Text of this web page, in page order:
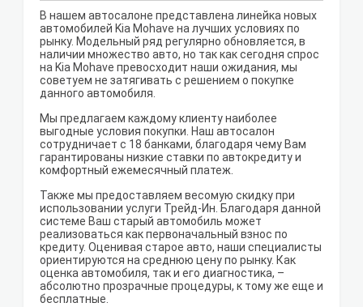
В нашем автосалоне представлена линейка новых
автомобилей Kia Mohave на лучших условиях по
рынку. Модельный ряд регулярно обновляется, в
наличии множество авто, но так как сегодня спрос
на Kia Mohave превосходит наши ожидания, мы
советуем не затягивать с решением о покупке
данного автомобиля.
Мы предлагаем каждому клиенту наиболее
выгодные условия покупки. Наш автосалон
сотрудничает с 18 банками, благодаря чему Вам
гарантированы низкие ставки по автокредиту и
комфортный ежемесячный платеж.
Также мы предоставляем весомую скидку при
использовании услуги Трейд-Ин. Благодаря данной
системе Ваш старый автомобиль может
реализоваться как первоначальный взнос по
кредиту. Оценивая старое авто, наши специалисты
ориентируются на среднюю цену по рынку. Как
оценка автомобиля, так и его диагностика, –
абсолютно прозрачные процедуры, к тому же еще и
бесплатные.